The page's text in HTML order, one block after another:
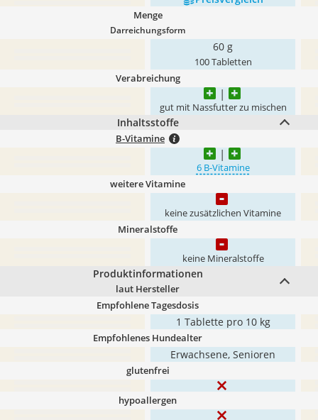
Menge
Darreichungsform
60 g
100 Tabletten
Verabreichung
gut mit Nassfutter zu mischen
Inhaltsstoffe
B-Vitamine
6 B-Vitamine
weitere Vitamine
keine zusätzlichen Vitamine
Mineralstoffe
keine Mineralstoffe
Produktinformationen
laut Hersteller
Empfohlene Tagesdosis
1 Tablette pro 10 kg
Empfohlenes Hundealter
Erwachsene, Senioren
glutenfrei
hypoallergen